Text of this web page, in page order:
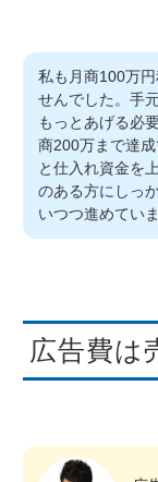
私も月商100万
せんでした。手
もっとあげる必
商200万まで達
と仕入れ資金を
のある方にしっ
いつつ進めていま
広告費は